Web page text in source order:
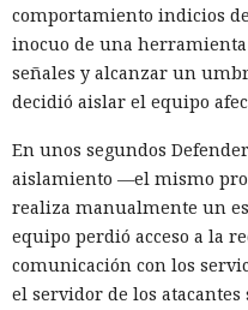
comportamiento indicios
inocuo de una
señales y alcanzar un
decidió aislar el equipo
En unos segundos
aislamiento —el mismo
realiza manualmente un
equipo perdió acceso a la
comunicación con los
el servidor de los